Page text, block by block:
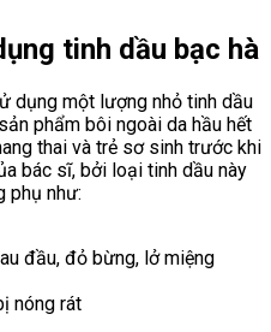
tinh dầu bạc hà
dụng một lượng nhỏ tinh dầu
phẩm bôi ngoài da hầu hết
thai và trẻ sơ sinh trước khi
bác sĩ, bởi loại tinh dầu này
phụ như:
đầu, đỏ bừng, lở miệng
nóng rát